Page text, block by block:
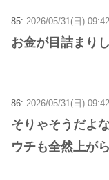
85: 2026/05/31(日)
お金が目詰まり
86: 2026/05/31(日)
そりゃそうだよ
ウチも全然上が